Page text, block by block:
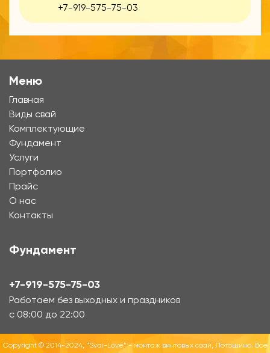
+7-919-575-75-03
Меню
Главная
Виды свай
Комплектующие
Фундамент
Услуги
Портфолио
Прайс
О нас
Контакты
Фундамент
+7-919-575-75-03
Работаем без выходных и праздников
с 08:00 до 22:00
Copyright © 2014-2024, "Svai-Love" - монтаж винтовых свай, Лотошино. Все